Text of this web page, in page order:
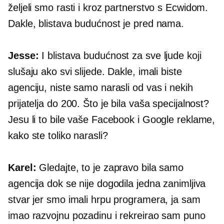
željeli smo rasti i kroz partnerstvo s Ecwidom.
Dakle, blistava budućnost je pred nama.
Jesse: I blistava budućnost za sve ljude koji
slušaju ako svi slijede. Dakle, imali biste
agenciju, niste samo narasli od vas i nekih
prijatelja do 200. Što je bila vaša specijalnost?
Jesu li to bile vaše Facebook i Google reklame,
kako ste toliko narasli?
Karel: Gledajte, to je zapravo bila samo
agencija dok se nije dogodila jedna zanimljiva
stvar jer smo imali hrpu programera, ja sam
imao razvojnu pozadinu i rekreirao sam puno